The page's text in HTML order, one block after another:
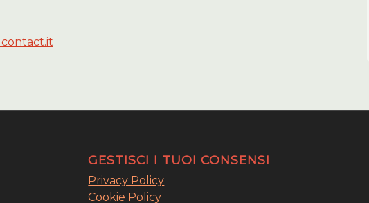
GESTISCI I TUOI CONSENSI
Privacy Policy
Cookie Policy